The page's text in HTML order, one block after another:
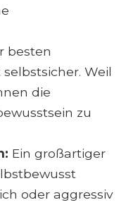
besten
Weil
die
zu
Ein großartiger
oder aggressiv